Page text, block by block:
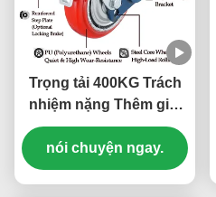
Trọng tải 400KG Trách
nhiệm nặng Thêm giật
xô Đường quay đơn
Đường quay PU có thể
khóa 8' Xe xe xe thiết bị
nói chuyện ngay.